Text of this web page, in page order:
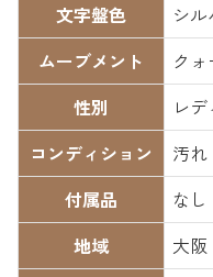
文字盤色
シ
ムーブメント
クォ
性別
レ
コンディション
汚れ
付属品
なし
地域
大阪